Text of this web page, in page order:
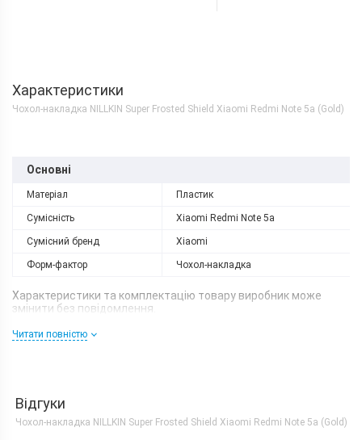
Характеристики
Чохол-накладка NILLKIN Super Frosted Shield Xiaomi Redmi Note 5a (Gold)
Основні
Матеріал Пластик
Сумісність Xiaomi Redmi Note 5a
Сумісний бренд Xiaomi
Форм-фактор Чохол-накладка
Характеристики та комплектацію товару виробник може
змінити без повідомлення.
Читати повністю
Відгуки
Чохол-накладка NILLKIN Super Frosted Shield Xiaomi Redmi Note 5a (Gold)